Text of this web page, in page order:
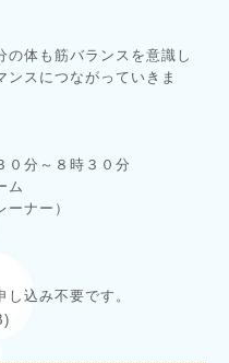
の体も筋バランスを意識し
スにつながっていきま
分～８時３０分
ム
ナー）
込み不要です。